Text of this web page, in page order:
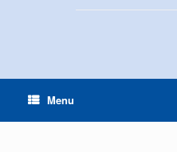
Menu